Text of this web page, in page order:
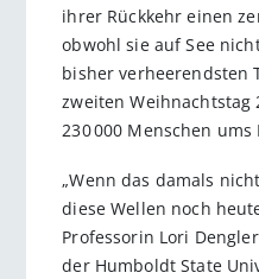
ihrer Rückkehr einen
obwohl sie auf See
bisher verheerendsten
zweiten Weihnachtstag
230 000 Menschen ums
„Wenn das damals
diese Wellen noch
Professorin Lori
der Humboldt State